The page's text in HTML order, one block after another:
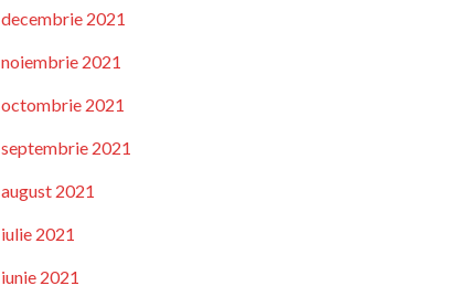
decembrie 2021
noiembrie 2021
octombrie 2021
septembrie 2021
august 2021
iulie 2021
iunie 2021